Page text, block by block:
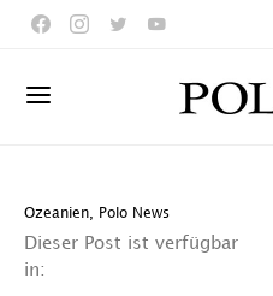
Ozeanien Polo News
Dieser Post ist verfügbar
in: